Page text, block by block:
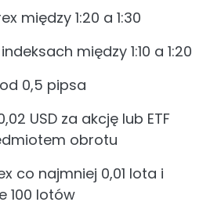
między 1:20 a 1:30
między 1:10 a 1:20
0,5 pipsa
USD za akcję lub ETF
obrotu
co najmniej 0,01 lota i
100 lotów